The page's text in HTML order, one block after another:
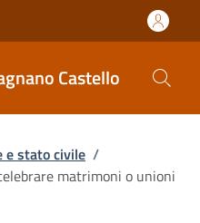
Castello
e stato civile /
matrimoni o unioni